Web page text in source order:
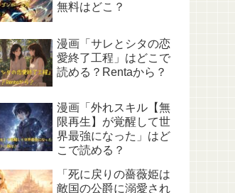
無料はどこ？
漫画「サレとシタの恋
愛終了工程」はどこで
読める？Rentaから？
漫画「外れスキル【無
限再生】が覚醒して世
界最強になった」はど
こで読める？
「死に戻りの薔薇姫は
敵国の公爵に溺愛され